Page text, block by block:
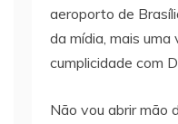
aeroporto de
da mídia, mais
cumplicidade com
Não vou abrir mão